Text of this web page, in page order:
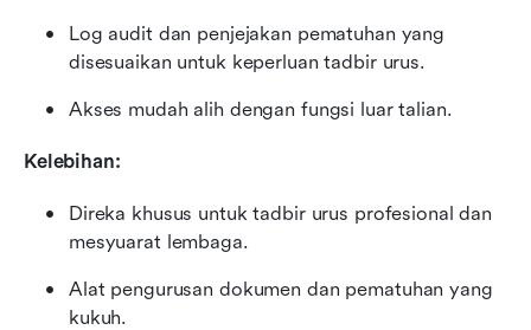
Log audit dan penjejakan pematuhan yang
disesuaikan untuk keperluan tadbir urus.
Akses mudah alih dengan fungsi luar talian.
Kelebihan:
Direka khusus untuk tadbir urus profesional dan
mesyuarat lembaga.
Alat pengurusan dokumen dan pematuhan yang
kukuh.